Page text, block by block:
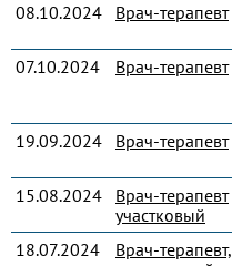
08.10.2024
Врач-терапевт
07.10.2024
Врач-терапевт
19.09.2024
Врач-терапевт
15.08.2024
Врач-терапевт
участковый
18.07.2024
Врач-терапевт,